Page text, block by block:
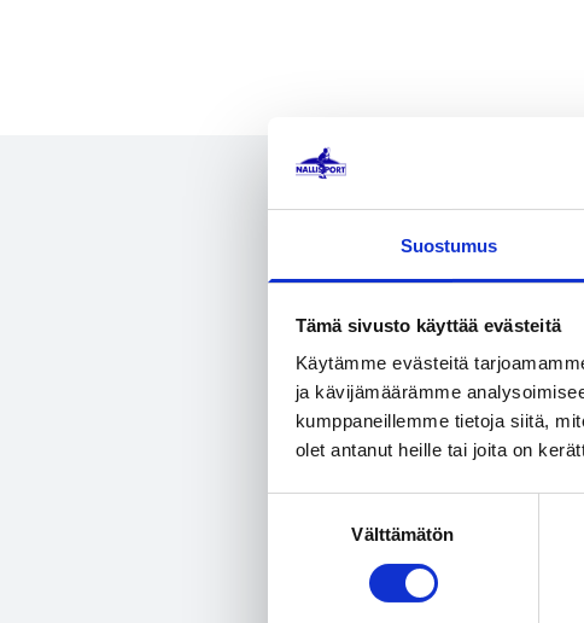
Suostumus
Tämä sivusto käyttää evästeitä
Käytämme evästeitä
ja kävijämäärämme
kumppaneillemme tietoja siitä,
olet antanut heille tai joita on
Välttämätön
Tilaa